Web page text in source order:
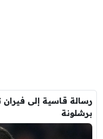
رسالة قاسية إلى
برشلونة